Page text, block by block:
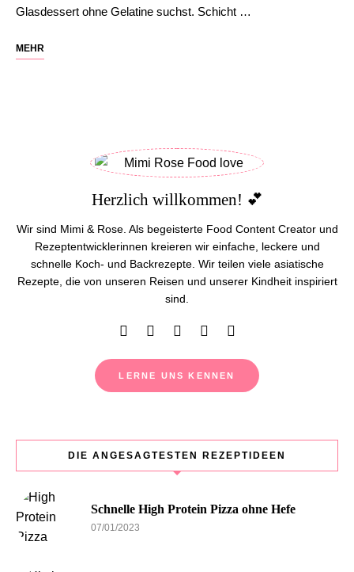
Glasdessert ohne Gelatine suchst. Schicht …
MEHR
Herzlich willkommen! 💕
Wir sind Mimi & Rose. Als begeisterte Food Content Creator und
Rezeptentwicklerinnen kreieren wir einfache, leckere und
schnelle Koch- und Backrezepte. Wir teilen viele asiatische
Rezepte, die von unseren Reisen und unserer Kindheit inspiriert
sind.
LERNE UNS KENNEN
DIE ANGESAGTESTEN REZEPTIDEEN
Schnelle High Protein Pizza ohne Hefe
07/01/2023